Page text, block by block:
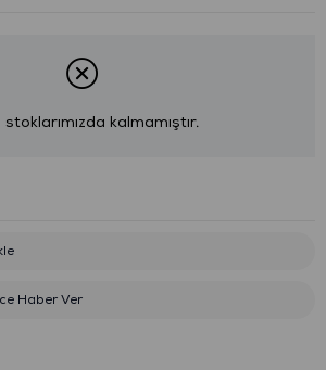
stoklarımızda kalmamıştır.
Haber Ver